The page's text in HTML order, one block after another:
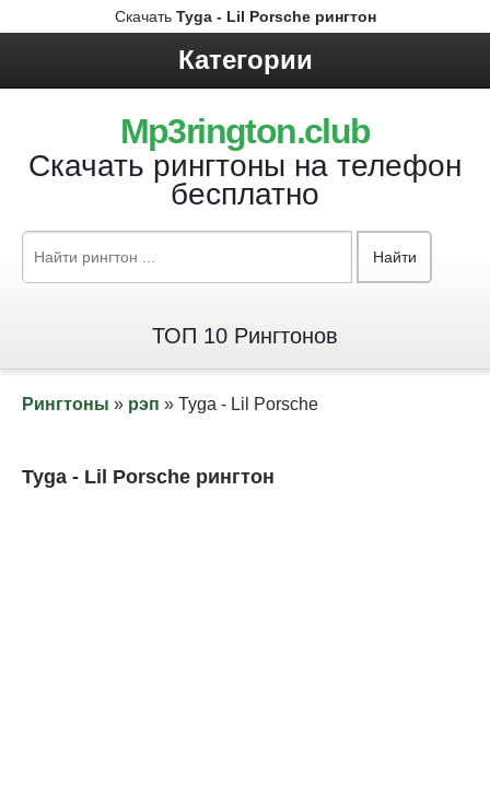
Скачать Tyga - Lil Porsche рингтон
Категории
Mp3rington.club
Скачать рингтоны на телефон
бесплатно
Найти
ТОП 10 Рингтонов
Рингтоны » рэп » Tyga - Lil Porsche
Tyga - Lil Porsche рингтон